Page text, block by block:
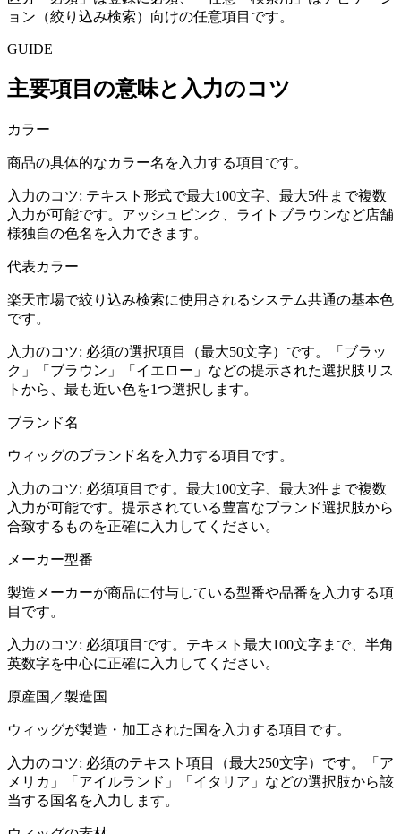
ョン（絞り込み検索）向けの任意項目です。
GUIDE
主要項目の意味と入力のコツ
カラー
商品の具体的なカラー名を入力する項目です。
入力のコツ: テキスト形式で最大100文字、最大5件まで複数
入力が可能です。アッシュピンク、ライトブラウンなど店舗
様独自の色名を入力できます。
代表カラー
楽天市場で絞り込み検索に使用されるシステム共通の基本色
です。
入力のコツ: 必須の選択項目（最大50文字）です。「ブラッ
ク」「ブラウン」「イエロー」などの提示された選択肢リス
トから、最も近い色を1つ選択します。
ブランド名
ウィッグのブランド名を入力する項目です。
入力のコツ: 必須項目です。最大100文字、最大3件まで複数
入力が可能です。提示されている豊富なブランド選択肢から
合致するものを正確に入力してください。
メーカー型番
製造メーカーが商品に付与している型番や品番を入力する項
目です。
入力のコツ: 必須項目です。テキスト最大100文字まで、半角
英数字を中心に正確に入力してください。
原産国／製造国
ウィッグが製造・加工された国を入力する項目です。
入力のコツ: 必須のテキスト項目（最大250文字）です。「ア
メリカ」「アイルランド」「イタリア」などの選択肢から該
当する国名を入力します。